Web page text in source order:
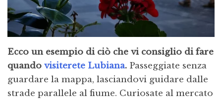
Ecco un esempio di ciò che vi consiglio di fare
quando visiterete Lubiana. Passeggiate senza
guardare la mappa, lasciandovi guidare dalle
strade parallele al fiume. Curiosate al mercato